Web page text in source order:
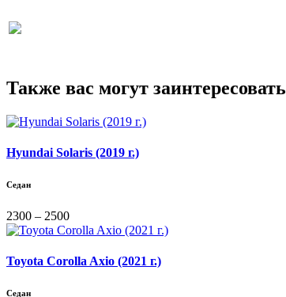
Также вас могут заинтересовать
Hyundai Solaris (2019 г.)
Седан
2300 – 2500
Toyota Corolla Axio (2021 г.)
Седан